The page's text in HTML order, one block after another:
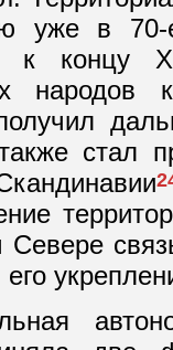
уже в
концу ХХ
стал
Севере
его